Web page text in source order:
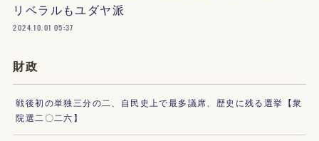
リベラルもユダヤ派
2024.10.01 05:37
財政
戦後初の単独三分の二、自民史上で最多議席、歴史に残る選挙【衆
院選二〇二六】